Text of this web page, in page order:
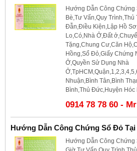
Hướng Dẫn Công Chứng
Bè,Tư Vấn,Quy
Đẫn,Điều Kiện,Lập Hồ
Lo,Có,Nhà Ở,Đất
Tặng,Chung Cư,Căn
Hồng,Sổ Đỏ,Giấy Chứng
Ở,Quyền Sử Dụng Nhà
Nhuận,Bình Tân,Bình
Bình,Thủ Đức,Huyện Hóc
0914 78 78 60 -
Hướng Dẫn Công Chứng Sổ Đỏ
Hướng Dẫn Công Chứng